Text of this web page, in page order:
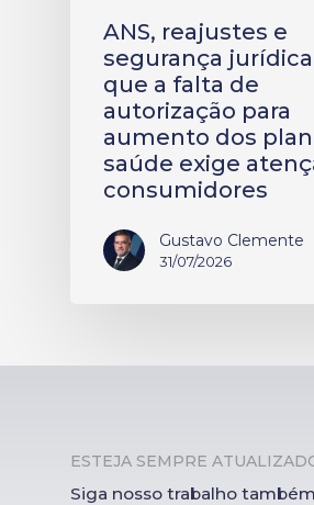
ANS, reajustes e
segurança
que a falta de
autorização para
aumento dos
saúde exige
consumidores
Gustavo Clemente
31/07/2026
ESTEJA SEMPRE
Siga nosso trabalho